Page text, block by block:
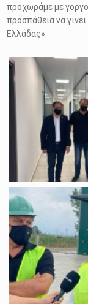
προχωράμε με
προσπάθεια να
Ελλάδας».